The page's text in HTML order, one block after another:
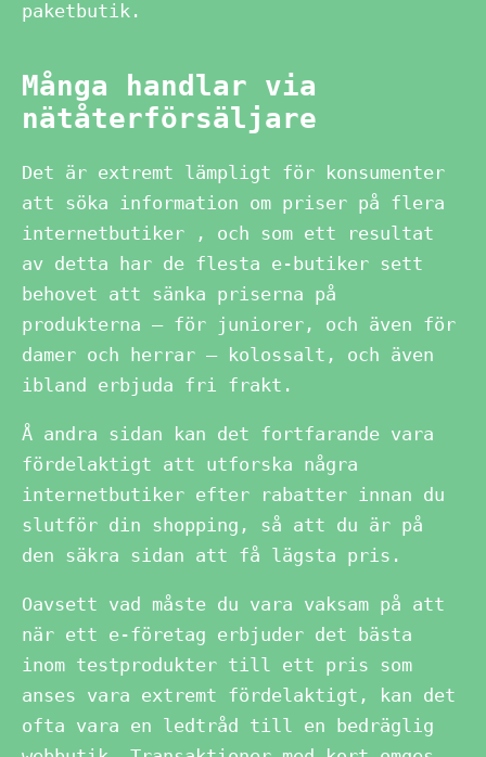
paketbutik.
Många handlar via
nätåterförsäljare
Det är extremt lämpligt för konsumenter
att söka information om priser på flera
internetbutiker , och som ett resultat
av detta har de flesta e-butiker sett
behovet att sänka priserna på
produkterna – för juniorer, och även för
damer och herrar – kolossalt, och även
ibland erbjuda fri frakt.
Å andra sidan kan det fortfarande vara
fördelaktigt att utforska några
internetbutiker efter rabatter innan du
slutför din shopping, så att du är på
den säkra sidan att få lägsta pris.
Oavsett vad måste du vara vaksam på att
när ett e-företag erbjuder det bästa
inom testprodukter till ett pris som
anses vara extremt fördelaktigt, kan det
ofta vara en ledtråd till en bedräglig